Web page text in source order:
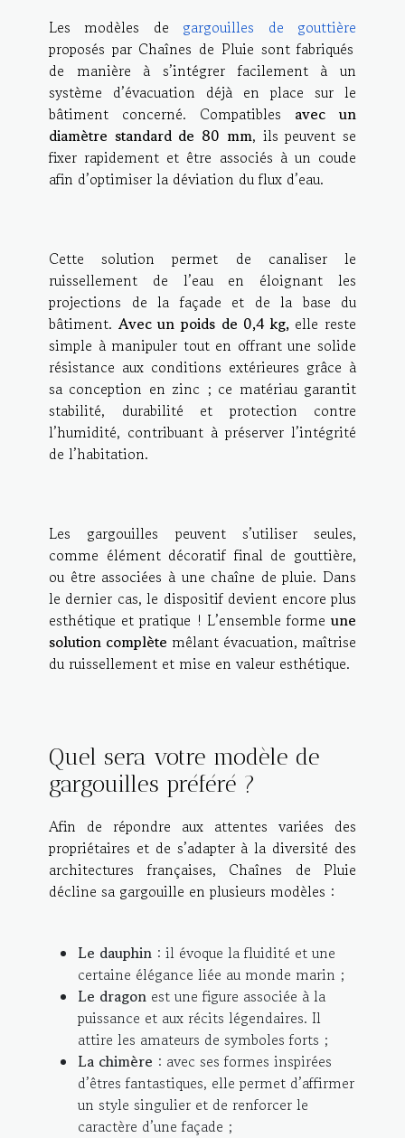
Les modèles de gargouilles de gouttière
proposés par Chaînes de Pluie sont fabriqués
de manière à s’intégrer facilement à un
système d’évacuation déjà en place sur le
bâtiment concerné. Compatibles avec un
diamètre standard de 80 mm, ils peuvent se
fixer rapidement et être associés à un coude
afin d’optimiser la déviation du flux d’eau.
Cette solution permet de canaliser le
ruissellement de l’eau en éloignant les
projections de la façade et de la base du
bâtiment. Avec un poids de 0,4 kg,elle reste
simple à manipuler tout en offrant une solide
résistance aux conditions extérieures grâce à
sa conception en zinc ; ce matériau garantit
stabilité, durabilité et protection contre
l’humidité, contribuant à préserver l’intégrité
de l’habitation.
Les gargouilles peuvent s’utiliser seules,
comme élément décoratif final de gouttière,
ou être associées à une chaîne de pluie. Dans
le dernier cas, le dispositif devient encore plus
esthétique et pratique ! L’ensemble forme une
solution complète mêlant évacuation, maîtrise
du ruissellement et mise en valeur esthétique.
Quel sera votre modèle de
gargouilles préféré ?
Afin de répondre aux attentes variées des
propriétaires et de s’adapter à la diversité des
architectures françaises, Chaînes de Pluie
décline sa gargouille en plusieurs modèles :
Le dauphin : il évoque la fluidité et une
certaine élégance liée au monde marin ;
Le dragon est une figure associée à la
puissance et aux récits légendaires. Il
attire les amateurs de symboles forts ;
La chimère : avec ses formes inspirées
d’êtres fantastiques, elle permet d’affirmer
un style singulier et de renforcer le
caractère d’une façade ;